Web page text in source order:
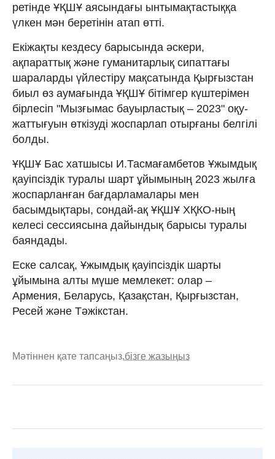
ретінде ҰҚШҰ аясындағы ынтымақтастыққа
үлкен мән беретінін атап өтті.
Екіжақты кездесу барысында әскери,
ақпараттық және гуманитарлық сипаттағы
шараларды үйлестіру мақсатында Қырғызстан
биыл өз аумағында ҰҚШҰ бітімгер күштерімен
бірлесіп "Мызғымас бауырластық – 2023" оқу-
жаттығуын өткізуді жоспарлап отырғаны белгілі
болды.
ҰҚШҰ Бас хатшысы И.Тасмағамбетов Ұжымдық
қауіпсіздік туралы шарт ұйымының 2023 жылға
жоспарланған бағдарламалары мен
басымдықтары, сондай-ақ ҰҚШҰ ХҚКО-ның
келесі сессиясына дайындық барысы туралы
баяндады.
Еске салсақ, Ұжымдық қауіпсіздік шарты
ұйымына алты мүше мемлекет: олар –
Армения, Беларусь, Қазақстан, Қырғызстан,
Ресей және Тәжікстан.
Мәтіннен қате тапсаңыз,бізге жазыңыз